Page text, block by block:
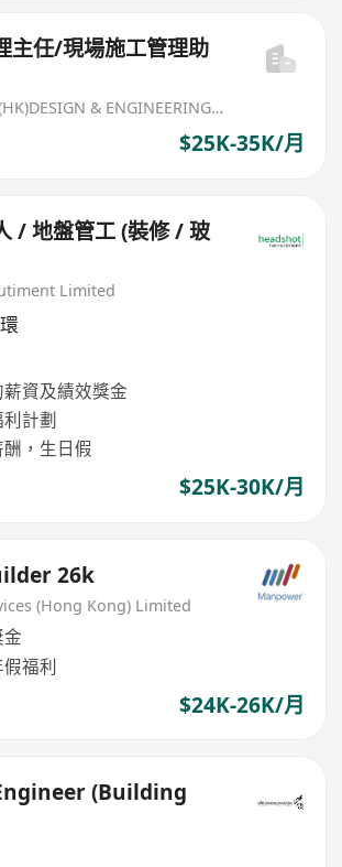
主任/現場施工管理助
UPPER LIVING (HK)DESIGN & ENGINEERING LIMITED
$25K-35K/月
/ 地盤管工 (裝修 / 玻
Limited
資及績效獎金
計劃
，生日假
$25K-30K/月
建築大工 builder 26k
(Hong Kong) Limited
福利
$24K-26K/月
(Building